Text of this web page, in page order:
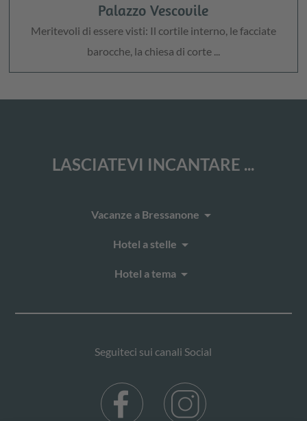
Palazzo Vescovile
Meritevoli di essere visti: Il cortile interno, le facciate
barocche, la chiesa di corte ...
LASCIATEVI INCANTARE ...
Vacanze a Bressanone arrow_drop_down
Hotel a stelle arrow_drop_down
Hotel a temaarrow_drop_down
Seguiteci sui canali Social
Facebook Instagram